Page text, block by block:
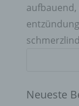
Neueste